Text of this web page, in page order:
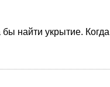
найти укрытие.